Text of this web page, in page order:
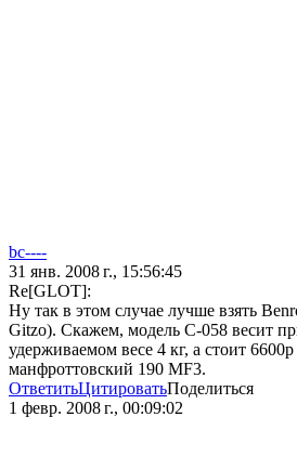
bc----
31 янв. 2008 г., 15:56:45
Re[GLOT]:
Ну так в этом случае лучше взять
Gitzo). Скажем, модель С-058 весит
удерживаемом весе 4 кг, а стоит
манфроттовский 190 MF3.
ОтветитьЦитироватьПоделиться
1 февр. 2008 г., 00:09:02